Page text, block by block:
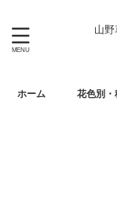
山
ホーム 花色別